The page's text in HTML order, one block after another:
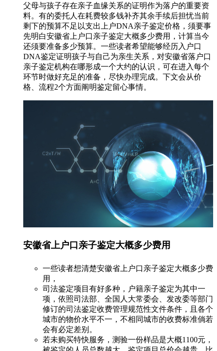
父母与孩子存在亲子血缘关系的证明作为落户的重要资
料。有的委托人在耗费较多钱补齐其余手续后担忧当前
剩下的预算不足以支出上户DNA亲子鉴定价格，须要事
先明白安徽省上户口亲子鉴定大概多少费用，计算当今
还须要准备多少预算。一些读者希望能够经历入户口
DNA鉴定证明孩子与自己为亲生关系，对安徽省落户口
亲子鉴定机构在哪形成一个大约的认识，可在进入每个
环节时做好充足的准备，尽快办理完成。下文会从价
格、流程2个方面阐明鉴定留心事情。
安徽省上户口亲子鉴定大概多少费用
一些读者想清楚安徽省上户口亲子鉴定大概多少费
用，
司法鉴定项目有好多种，户籍亲子鉴定为其中一
项，依照司法部、全国人大常委会、发改委等部门
修订的司法鉴定收费管理规范性文件条件，且各个
城市的物价水平不一，不相同城市的收费标准倘若
会有必定差别。
若未购买特快服务，测验一份样品是大概1100元，